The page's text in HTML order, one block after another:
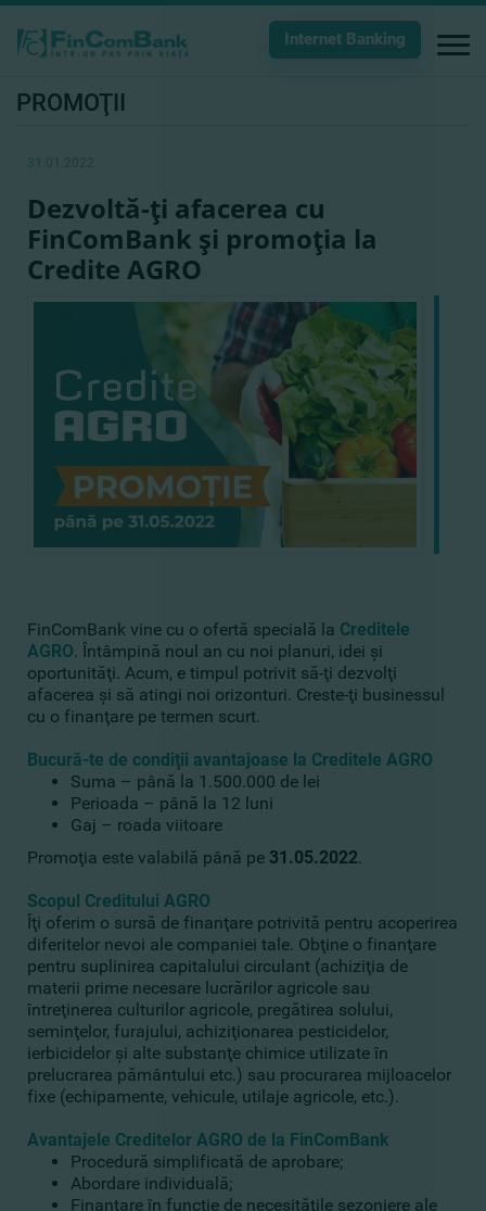
Internet Banking
PROMOŢII
31.01.2022
Dezvoltă-ţi afacerea cu
FinComBank şi promoţia la
Credite AGRO
FinComBank vine cu o ofertă specială la Creditele
AGRO. Întâmpină noul an cu noi planuri, idei şi
oportunităţi. Acum, e timpul potrivit să-ţi dezvolţi
afacerea şi să atingi noi orizonturi. Creste-ţi businessul
cu o finanţare pe termen scurt.
Bucură-te de condiţii avantajoase la Creditele AGRO
Suma – până la 1.500.000 de lei
Perioada – până la 12 luni
Gaj – roada viitoare
Promoţia este valabilă până pe 31.05.2022.
Scopul Creditului AGRO
Îţi oferim o sursă de finanţare potrivită pentru acoperirea
diferitelor nevoi ale companiei tale. Obţine o finanţare
pentru suplinirea capitalului circulant (achiziţia de
materii prime necesare lucrărilor agricole sau
întreţinerea culturilor agricole, pregătirea solului,
seminţelor, furajului, achiziţionarea pesticidelor,
ierbicidelor şi alte substanţe chimice utilizate în
prelucrarea pământului etc.) sau procurarea mijloacelor
fixe (echipamente, vehicule, utilaje agricole, etc.).
Avantajele Creditelor AGRO de la FinComBank
Procedură simplificată de aprobare;
Abordare individuală;
Finanţare în funcţie de necesităţile sezoniere ale